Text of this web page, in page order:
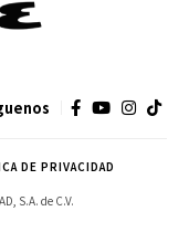
S.A. de C.V.
DE PRIVACIDAD